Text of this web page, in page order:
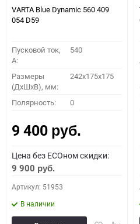
VARTA Blue Dynamic 560 409
054 D59
Пусковой ток,
A:
540
Размеры
(ДхШхВ), мм:
242x175x175
Полярность: 0
9 400 руб.
Цена без ECOном скидки:
9 900 руб.
Артикул: 51953
В наличии